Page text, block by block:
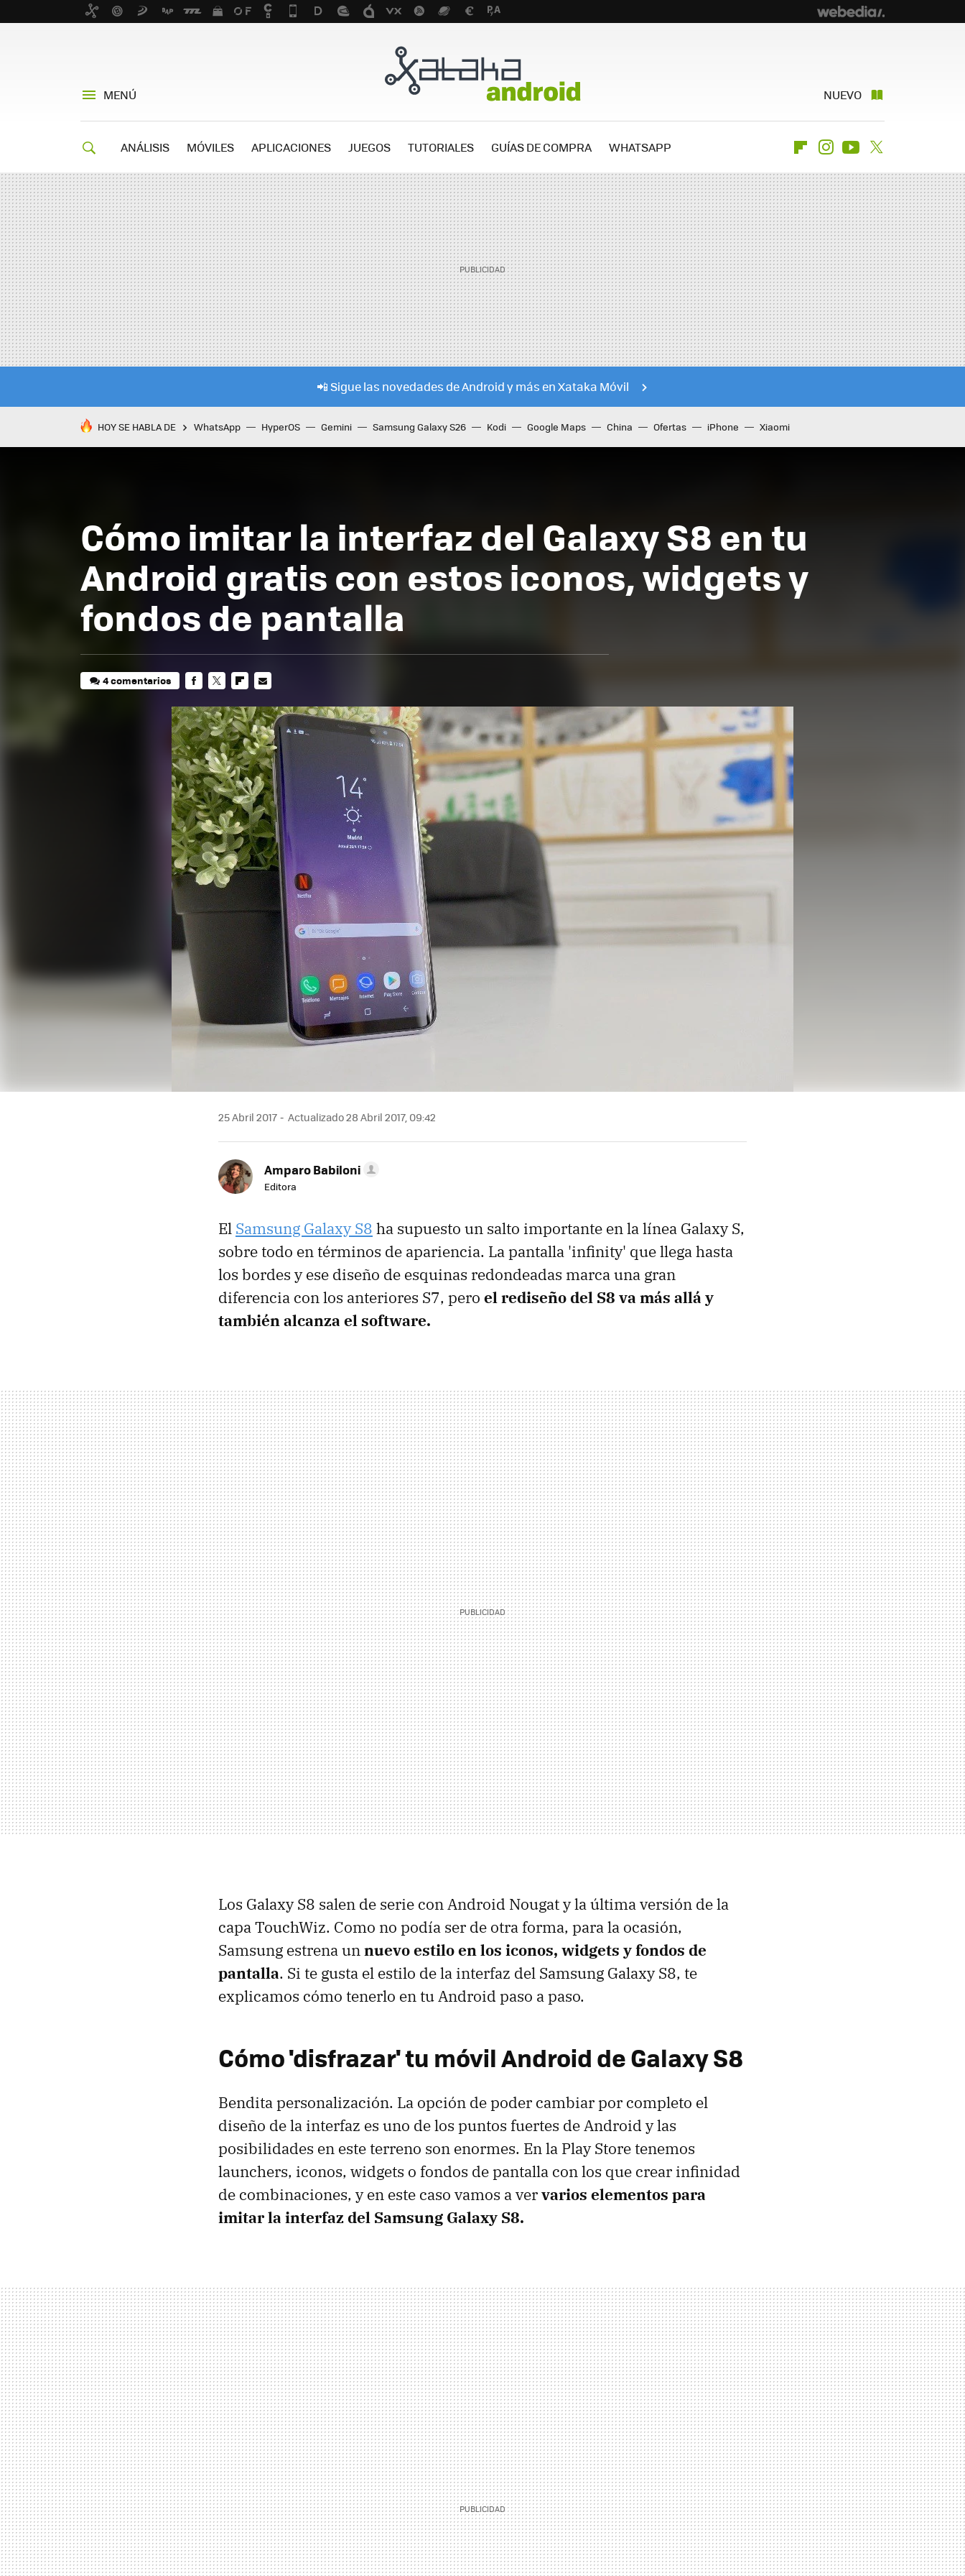
MENÚ NUEVO
ANÁLISIS MÓVILES APLICACIONES JUEGOS TUTORIALES GUÍAS DE COMPRA WHATSAPP FlipboardInstagramYoutube
📲 Sigue las novedades de Android y más en Xataka Móvil
HOY SE HABLA DE WhatsApp HyperOS Gemini Samsung Galaxy S26 Kodi Google Maps China Ofertas iPhone Xiaomi
Cómo imitar la interfaz del Galaxy S8 en tu
Android gratis con estos iconos, widgets y
fondos de pantalla
4 comentarios
MAIL
25 Abril 2017 Actualizado 28 Abril 2017, 09:42
Amparo Babiloni
Editora
El Samsung Galaxy S8 ha supuesto un salto importante en la línea Galaxy S,
sobre todo en términos de apariencia. La pantalla 'infinity' que llega hasta
los bordes y ese diseño de esquinas redondeadas marca una gran
diferencia con los anteriores S7, pero el rediseño del S8 va más allá y
también alcanza el software.
Los Galaxy S8 salen de serie con Android Nougat y la última versión de la
capa TouchWiz. Como no podía ser de otra forma, para la ocasión,
Samsung estrena unnuevo estilo en los iconos, widgets y fondos de
pantalla. Si te gusta el estilo de la interfaz del Samsung Galaxy S8, te
explicamos cómo tenerlo en tu Android paso a paso.
Cómo 'disfrazar' tu móvil Android de Galaxy S8
Bendita personalización. La opción de poder cambiar por completo el
diseño de la interfaz es uno de los puntos fuertes de Android y las
posibilidades en este terreno son enormes. En la Play Store tenemos
launchers, iconos, widgets o fondos de pantalla con los que crear infinidad
de combinaciones, y en este caso vamos a vervarios elementos para
imitar la interfaz del Samsung Galaxy S8.